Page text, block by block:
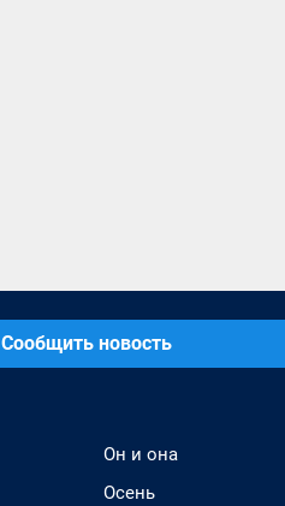
Сообщить новость
Он и она
Осень